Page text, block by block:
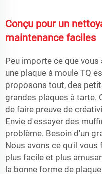
Conçu pour un
maintenance faciles
Peu importe ce que
une plaque à moule TQ
proposons tout, des
grandes plaques à tarte.
de faire preuve de
Envie d'essayer des
problème. Besoin d'un
Nous avons ce qu'il
plus facile et plus
la bonne forme de